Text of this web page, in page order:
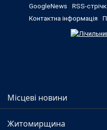
GoogleNews RSS-
Контактна інформація
Місцеві новини
Житомирщина